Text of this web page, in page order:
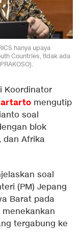
hanya upaya
Countries, tidak ada
Koordinator
mengutip
soal
blok
dan Afrika
soal
(PM) Jepang
Barat pada
menekankan
tergabung ke